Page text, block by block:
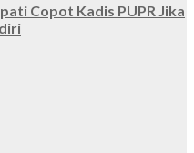
Copot Kadis PUPR Jika